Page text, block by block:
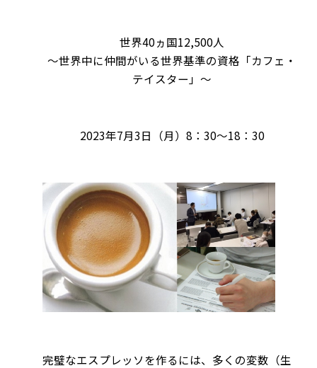
世界40ヵ国12,500人
～世界中に仲間がいる世界基準の資格「カフェ・
テイスター」～
2023年7月3日（月）8：30～18：30
完璧なエスプレッソを作るには、多くの変数（生